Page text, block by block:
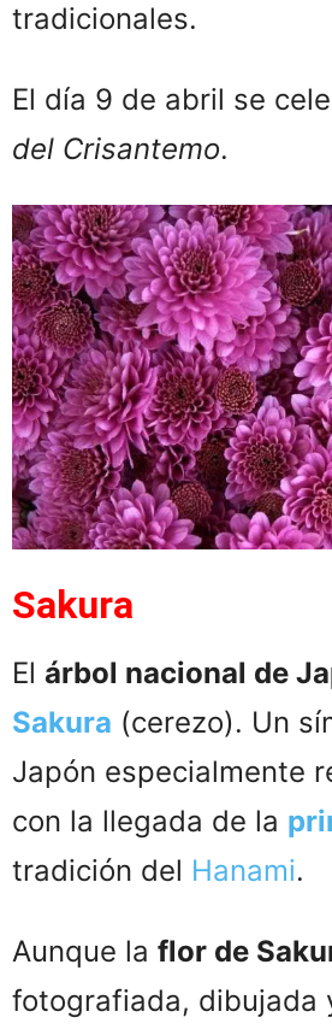
tradicionales.
El día 9 de abril se
del Crisantemo.
Sakura
El árbol nacional de
Sakura (cerezo). Un
Japón especialmente
con la llegada de la
tradición del Hanami.
Aunque la flor de
fotografiada, dibujada